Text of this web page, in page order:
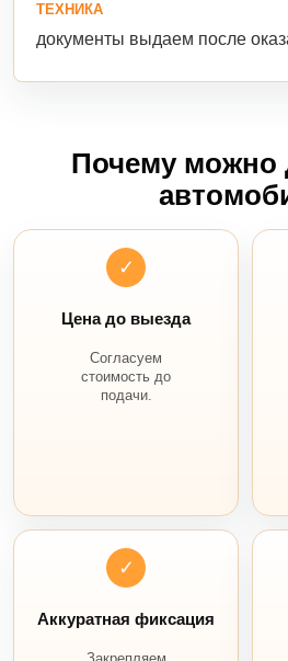
ТЕХНИКА
документы выдаем после
Почему можно
✓
Цена до выезда
Согласуем
стоимость до
подачи.
✓
Аккуратная фиксация